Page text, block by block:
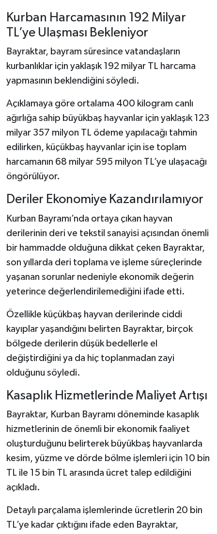
Kurban Harcamasının 192 Milyar
TL’ye Ulaşması Bekleniyor
Bayraktar, bayram süresince vatandaşların
kurbanlıklar için yaklaşık 192 milyar TL harcama
yapmasının beklendiğini söyledi.
Açıklamaya göre ortalama 400 kilogram canlı
ağırlığa sahip büyükbaş hayvanlar için yaklaşık 123
milyar 357 milyon TL ödeme yapılacağı tahmin
edilirken, küçükbaş hayvanlar için ise toplam
harcamanın 68 milyar 595 milyon TL’ye ulaşacağı
öngörülüyor.
Deriler Ekonomiye Kazandırılamıyor
Kurban Bayramı’nda ortaya çıkan hayvan
derilerinin deri ve tekstil sanayisi açısından önemli
bir hammadde olduğuna dikkat çeken Bayraktar,
son yıllarda deri toplama ve işleme süreçlerinde
yaşanan sorunlar nedeniyle ekonomik değerin
yeterince değerlendirilemediğini ifade etti.
Özellikle küçükbaş hayvan derilerinde ciddi
kayıplar yaşandığını belirten Bayraktar, birçok
bölgede derilerin düşük bedellerle el
değiştirdiğini ya da hiç toplanmadan zayi
olduğunu söyledi.
Kasaplık Hizmetlerinde Maliyet Artışı
Bayraktar, Kurban Bayramı döneminde kasaplık
hizmetlerinin de önemli bir ekonomik faaliyet
oluşturduğunu belirterek büyükbaş hayvanlarda
kesim, yüzme ve dörde bölme işlemleri için 10 bin
TL ile 15 bin TL arasında ücret talep edildiğini
açıkladı.
Detaylı parçalama işlemlerinde ücretlerin 20 bin
TL’ye kadar çıktığını ifade eden Bayraktar,